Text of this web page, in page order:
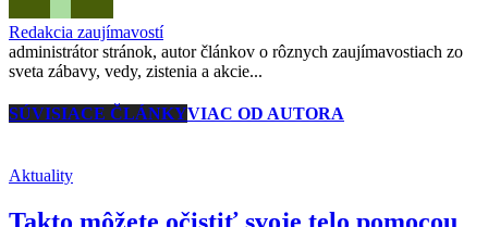
Redakcia zaujímavostí
administrátor stránok, autor článkov o rôznych zaujímavostiach zo
sveta zábavy, vedy, zistenia a akcie...
SÚVISIACE ČLÁNKYVIAC OD AUTORA
Aktuality